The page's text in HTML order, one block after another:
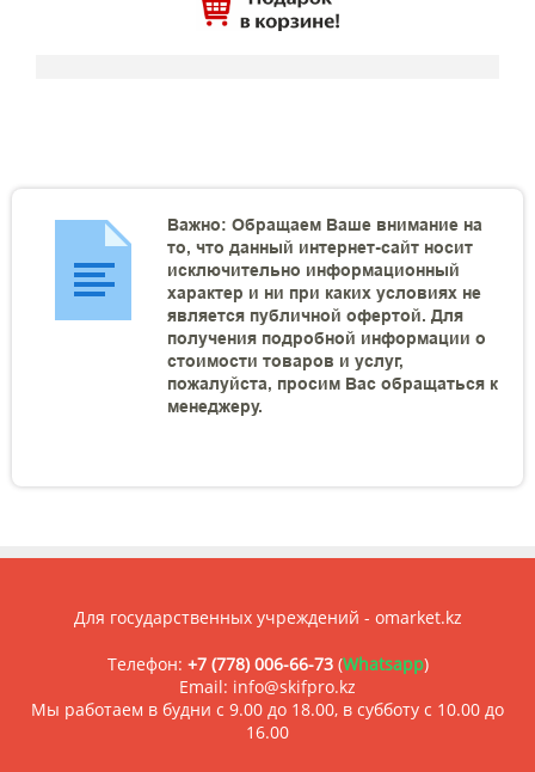
Важно: Обращаем Ваше внимание на
то, что данный интернет-сайт носит
исключительно информационный
характер и ни при каких условиях не
является публичной офертой. Для
получения подробной информации о
стоимости товаров и услуг,
пожалуйста, просим Вас обращаться к
менеджеру.
Для государственных учреждений - omarket.kz
Телефон: +7 (778) 006-66-73(Whatsapp)
Email: info@skifpro.kz
Мы работаем в будни с 9.00 до 18.00, в субботу с 10.00 до
16.00